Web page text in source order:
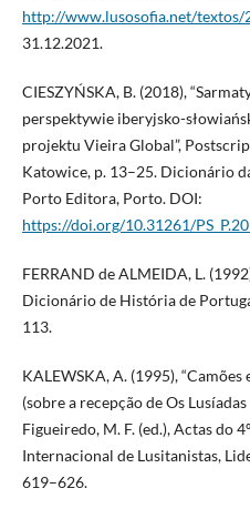
http://www.lusosofia.net/textos/
31.12.2021.
CIESZYŃSKA, B. (2018),
perspektywie iberyjsko-
projektu Vieira Global”,
Katowice, p. 13–25. Dicionário
Porto Editora, Porto. DOI:
https://doi.org/10.31261/
FERRAND de ALMEIDA, L.
Dicionário de História de
113.
KALEWSKA, A. (1995),
(sobre a recepção de Os
Figueiredo, M. F. (ed.), Actas do
Internacional de Lusitanistas,
619–626.